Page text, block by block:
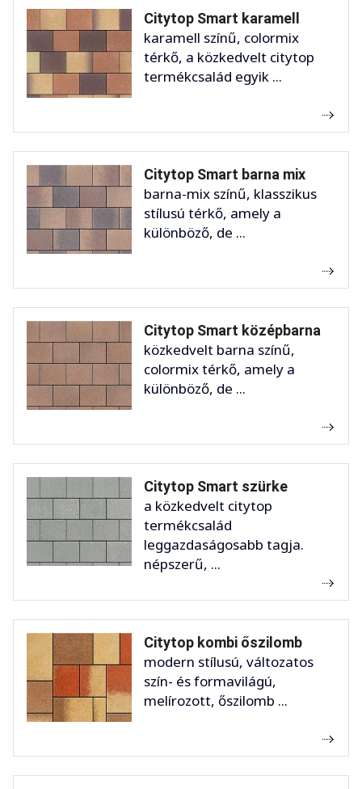
Citytop Smart karamell
karamell színű, colormix
térkő, a közkedvelt citytop
termékcsalád egyik ...
Citytop Smart barna mix
barna-mix színű, klasszikus
stílusú térkő, amely a
különböző, de ...
Citytop Smart középbarna
közkedvelt barna színű,
colormix térkő, amely a
különböző, de ...
Citytop Smart szürke
a közkedvelt citytop
termékcsalád
leggazdaságosabb tagja.
népszerű, ...
Citytop kombi őszilomb
modern stílusú, változatos
szín- és formavilágú,
melírozott, őszilomb ...